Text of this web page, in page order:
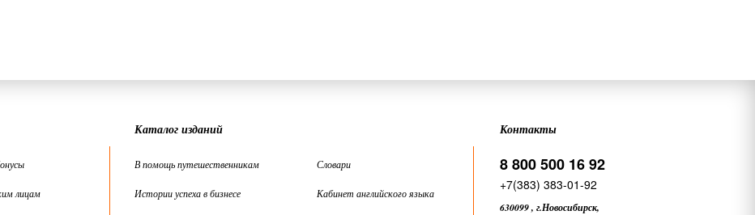
лицам
Каталог изданий
В помощь путешественникам
Истории успеха в бизнесе
Словари
Кабинет английского языка
Контакты
8 800 500 16 92
+7(383) 383-01-92
630099, г.Новосибирск,